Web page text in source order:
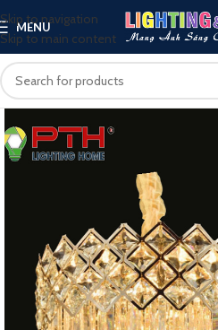
Skip to navigation
Skip to main content
MENU